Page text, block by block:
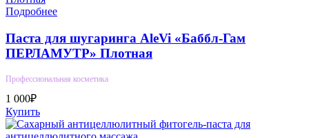
Подробнее
Паста для шугаринга AleVi «Баббл-Гам
ПЕРЛАМУТР» Плотная
Профессиональная косметика
1 000₽
Купить